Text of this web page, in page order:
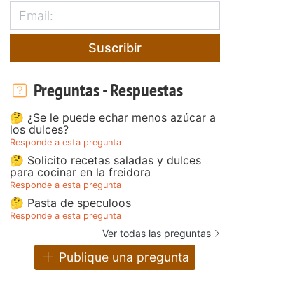
Suscribir
Preguntas - Respuestas
🤔 ¿Se le puede echar menos azúcar a
los dulces?
Responde a esta pregunta
🤔 Solicito recetas saladas y dulces
para cocinar en la freidora
Responde a esta pregunta
🤔 Pasta de speculoos
Responde a esta pregunta
Ver todas las preguntas
Publique una pregunta